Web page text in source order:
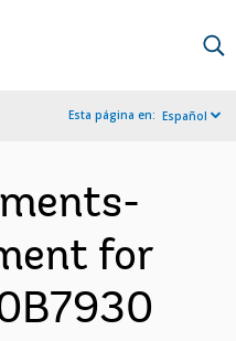
Esta página en: Español
for